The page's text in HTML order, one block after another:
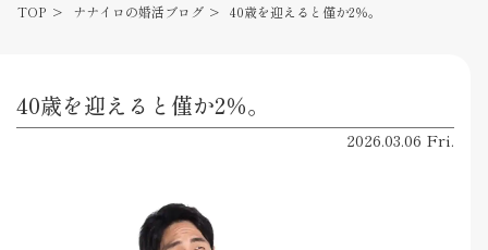
TOP ナナイロの婚活ブログ 40歳を迎えると僅か2％。
40歳を迎えると僅か2％。
2026.03.06 Fri.